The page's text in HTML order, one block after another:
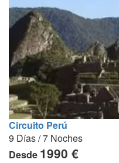
Circuito Perú
9 Días / 7 Noches
Desde 1990 €